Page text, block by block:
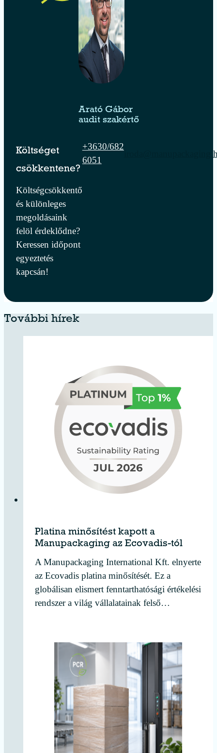
Arató Gábor
audit szakértő
Költséget
csökkentene?
Költségcsökkentő
és különleges
megoldásaink
felöl érdeklődne?
Keressen időpont
egyeztetés
kapcsán!
+3630/682
6051
További hírek
Platina minősítést kapott a
Manupackaging az Ecovadis-tól
A Manupackaging International Kft. elnyerte
az Ecovadis platina minősítését. Ez a
globálisan elismert fenntarthatósági értékelési
rendszer a világ vállalatainak felső…